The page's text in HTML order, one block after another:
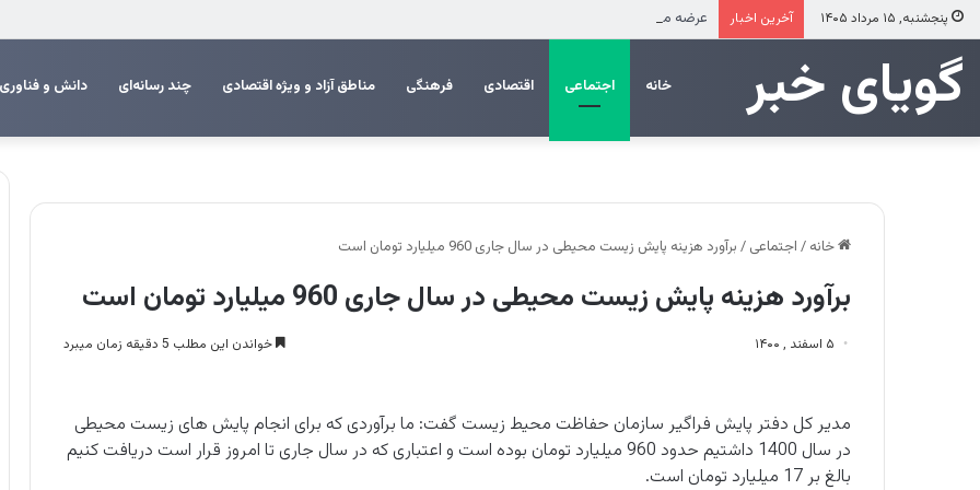
پنجشنبه, ۱۵ مرداد ۱۴۰۵ آخرین اخبار عرضه مستقیم محصولات ایرانول در ایام اربعین
‌‌‌گویای خبر خانه اجتماعی اقتصادی فرهنگی مناطق آزاد و ویژه اقتصادی چند رسانه‌ای دانش و فناوری
خانه / اجتماعی / برآورد هزینه پایش زیست محیطی در سال جاری 960 میلیارد تومان است
برآورد هزینه پایش زیست محیطی در سال جاری 960 میلیارد تومان است
۵ اسفند , ۱۴۰۰ خواندن این مطلب 5 دقیقه زمان میبرد
مدیر کل دفتر پایش فراگیر سازمان حفاظت محیط زیست گفت: ما برآوردی که برای انجام پایش های زیست محیطی
در سال 1400 داشتیم حدود 960 میلیارد تومان بوده است و اعتباری که در سال جاری تا امروز قرار است دریافت کنیم
بالغ بر 17 میلیارد تومان است.